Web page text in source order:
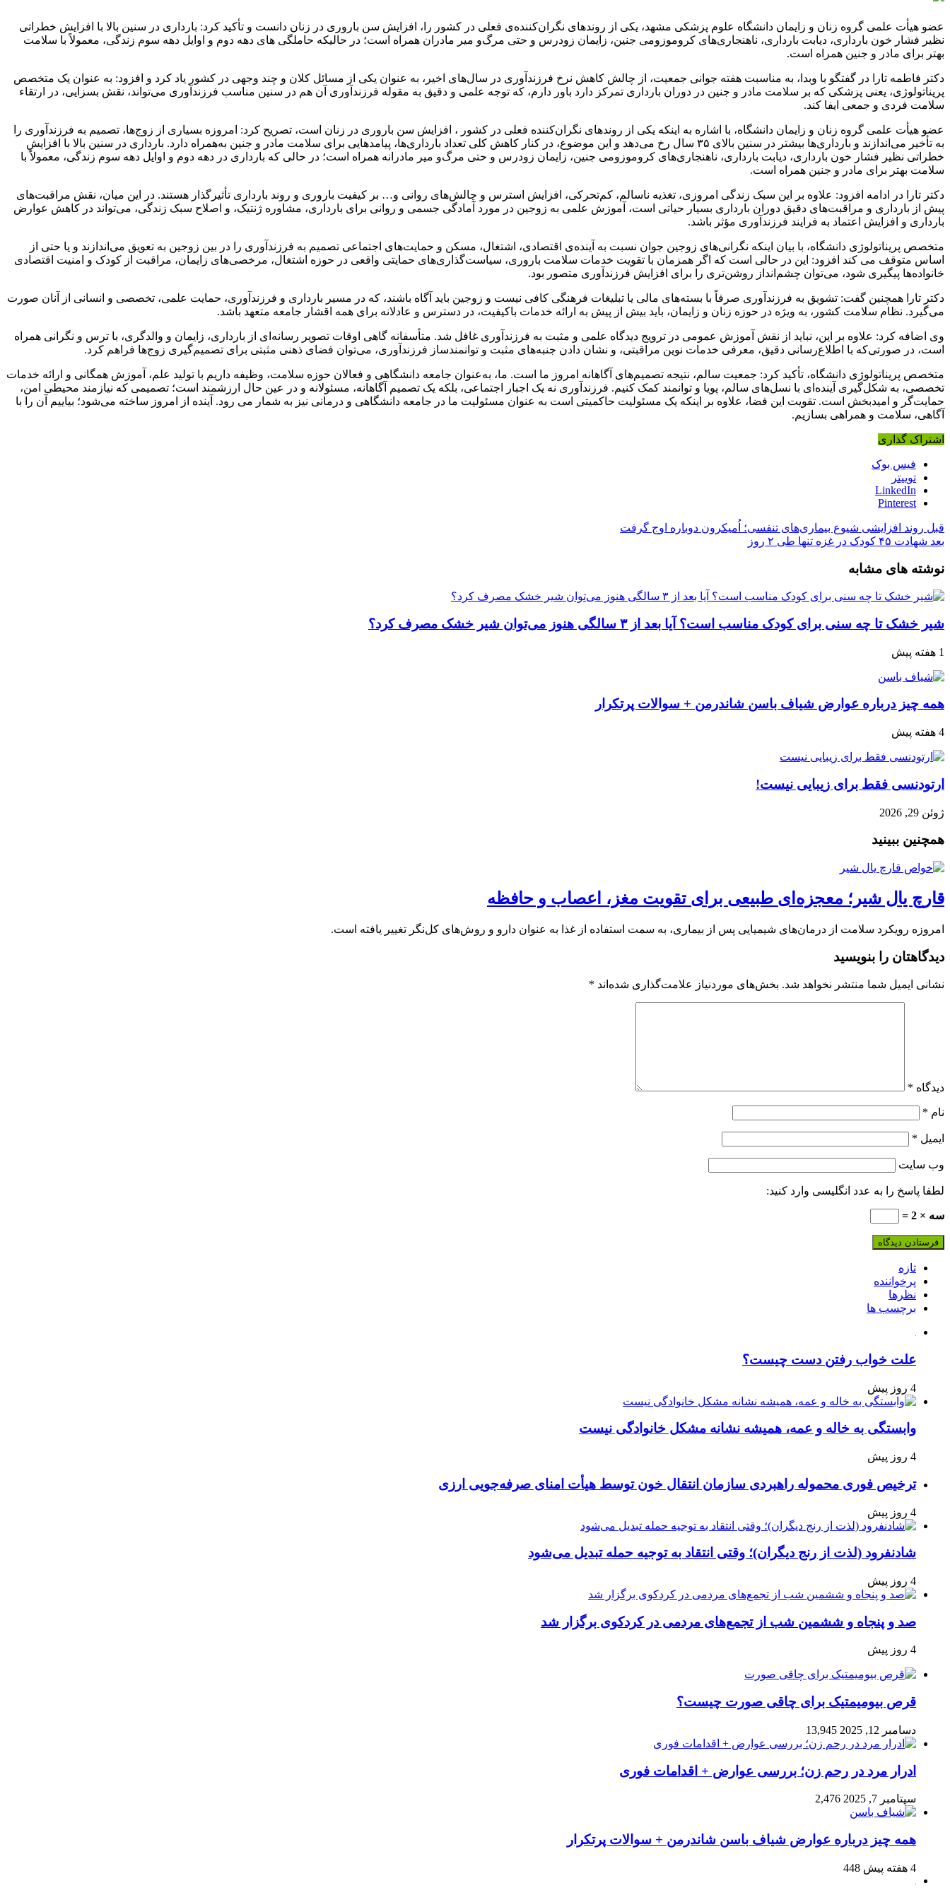
عضو هیأت علمی گروه زنان و زایمان دانشگاه علوم پزشکی مشهد، یکی از روندهای نگران‌کننده‌ی فعلی در کشور را، افزایش سن باروری در زنان دانست و تأکید کرد: بارداری در سنین بالا با افزایش خطراتی
نظیر فشار خون بارداری، دیابت بارداری، ناهنجاری‌های کروموزومی جنین، زایمان زودرس و حتی مرگ‌و میر مادران همراه است؛ در حالیکه حاملگی های دهه دوم و اوایل دهه سوم زندگی، معمولاً با سلامت
بهتر برای مادر و جنین همراه است.
دکتر فاطمه تارا در گفتگو با وبدا، به مناسبت هفته جوانی جمعیت، از چالش کاهش نرخ فرزندآوری در سال‌های اخیر، به عنوان یکی از مسائل کلان و چند وجهی در کشور یاد کرد و افزود: به ‌عنوان یک متخصص
پریناتولوژی، یعنی پزشکی که بر سلامت مادر و جنین در دوران بارداری تمرکز دارد باور دارم، که توجه علمی و دقیق به مقوله فرزندآوری آن هم در سنین مناسب فرزندآوری می‌تواند، نقش بسزایی، در ارتقاء
سلامت فردی و جمعی ایفا کند.
عضو هیأت علمی گروه زنان و زایمان دانشگاه، با اشاره به اینکه یکی از روندهای نگران‌کننده فعلی در کشور ، افزایش سن باروری در زنان است، تصریح کرد: امروزه بسیاری از زوج‌ها، تصمیم به فرزندآوری را
به تأخیر می‌اندازند و بارداری‌ها بیشتر در سنین بالای ۳۵ سال رخ می‌دهد و این موضوع، در کنار کاهش کلی تعداد بارداری‌ها، پیامدهایی برای سلامت مادر و جنین به‌همراه دارد. بارداری در سنین بالا با افزایش
خطراتی نظیر فشار خون بارداری، دیابت بارداری، ناهنجاری‌های کروموزومی جنین، زایمان زودرس و حتی مرگ‌و میر مادرانه همراه است؛ در حالی که بارداری در دهه دوم و اوایل دهه سوم زندگی، معمولاً با
سلامت بهتر برای مادر و جنین همراه است.
دکتر تارا در ادامه افزود: علاوه بر این سبک زندگی امروزی، تغذیه ناسالم، کم‌تحرکی، افزایش استرس و چالش‌های روانی و… بر کیفیت باروری و روند بارداری تأثیرگذار هستند. در این میان، نقش مراقبت‌های
پیش از بارداری و مراقبت‌های دقیق دوران بارداری بسیار حیاتی است، آموزش علمی به زوجین در مورد آمادگی جسمی و روانی برای بارداری، مشاوره ژنتیک، و اصلاح سبک زندگی، می‌تواند در کاهش عوارض
بارداری و افزایش اعتماد به فرایند فرزندآوری مؤثر باشد.
متخصص پریناتولوژی دانشگاه، با بیان اینکه نگرانی‌های زوجین جوان نسبت به آینده‌ی اقتصادی، اشتغال، مسکن و حمایت‌های اجتماعی تصمیم به فرزندآوری را در بین زوجین به تعویق می‌اندازند و یا حتی از
اساس متوقف می کند افزود: این در حالی است که اگر همزمان با تقویت خدمات سلامت باروری، سیاست‌گذاری‌های حمایتی واقعی در حوزه اشتغال، مرخصی‌های زایمان، مراقبت از کودک و امنیت اقتصادی
خانواده‌ها پیگیری شود، می‌توان چشم‌انداز روشن‌تری را برای افزایش فرزندآوری متصور بود.
دکتر تارا همچنین گفت: تشویق به فرزندآوری صرفاً با بسته‌های مالی یا تبلیغات فرهنگی کافی نیست و زوجین باید آگاه باشند، که در مسیر بارداری و فرزندآوری، حمایت علمی، تخصصی و انسانی از آنان صورت
می‌گیرد. نظام سلامت کشور، به‌ ویژه در حوزه زنان و زایمان، باید بیش از پیش به ارائه خدمات باکیفیت، در دسترس و عادلانه برای همه اقشار جامعه متعهد باشد.
وی اضافه کرد: علاوه بر این، نباید از نقش آموزش عمومی در ترویج دیدگاه علمی و مثبت به فرزندآوری غافل شد. متأسفانه گاهی اوقات تصویر رسانه‌ای از بارداری، زایمان و والدگری، با ترس و نگرانی همراه
است، در صورتی‌که با اطلاع‌رسانی دقیق، معرفی خدمات نوین مراقبتی، و نشان دادن جنبه‌های مثبت و توانمندساز فرزندآوری، می‌توان فضای ذهنی مثبتی برای تصمیم‌گیری زوج‌ها فراهم کرد.
متخصص پریناتولوژی دانشگاه، تأکید کرد: جمعیت سالم، نتیجه تصمیم‌های آگاهانه امروز ما است. ما، به‌عنوان جامعه دانشگاهی و فعالان حوزه سلامت، وظیفه داریم با تولید علم، آموزش همگانی و ارائه خدمات
تخصصی، به شکل‌گیری آینده‌ای با نسل‌های سالم، پویا و توانمند کمک کنیم. فرزندآوری نه یک اجبار اجتماعی، بلکه یک تصمیم آگاهانه، مسئولانه و در عین حال ارزشمند است؛ تصمیمی که نیازمند محیطی امن،
حمایت‌گر و امیدبخش است. تقویت این فضا، علاوه بر اینکه یک مسئولیت حاکمیتی است به عنوان مسئولیت ما در جامعه دانشگاهی و درمانی نیز به شمار می رود. آینده از امروز ساخته می‌شود؛ بیاییم آن را با
آگاهی، سلامت و همراهی بسازیم.
اشتراک گذاری
فیس بوک
توییتر
LinkedIn
Pinterest
قبل روند افزایشی شیوع بیماری‌های تنفسی؛ اُمیکرون دوباره اوج گرفت
بعد شهادت ۴۵ کودک در غزه تنها طی ۲ روز
نوشته های مشابه
شیر خشک تا چه سنی برای کودک مناسب است؟ آیا بعد از ۳ سالگی هنوز می‌توان شیر خشک مصرف کرد؟
1 هفته پیش
همه چیز درباره عوارض شیاف باسن شاندرمن + سوالات پرتکرار
4 هفته پیش
ارتودنسی فقط برای زیبایی نیست!
ژوئن 29, 2026
همچنین ببینید
قارچ یال شیر؛ معجزه‌ای طبیعی برای تقویت مغز، اعصاب و حافظه
امروزه رویکرد سلامت از درمان‌های شیمیایی پس از بیماری، به سمت استفاده از غذا به عنوان دارو و روش‌های کل‌نگر تغییر یافته است.
دیدگاهتان را بنویسید
نشانی ایمیل شما منتشر نخواهد شد. بخش‌های موردنیاز علامت‌گذاری شده‌اند *
دیدگاه *
نام *
ایمیل *
وب‌ سایت
لطفا پاسخ را به عدد انگلیسی وارد کنید:
سه × 2 =
تازه
پرخواننده
نظرها
برچسب ها
علت خواب رفتن دست چیست؟
4 روز پیش
وابستگی به خاله و عمه، همیشه نشانه مشکل خانوادگی نیست
4 روز پیش
ترخیص فوری محموله راهبردی سازمان انتقال خون توسط هیأت امنای صرفه‌جویی ارزی
4 روز پیش
شادنفرود (لذت از رنج دیگران)؛ وقتی انتقاد به توجیه حمله تبدیل می‌شود
4 روز پیش
صد و پنجاه‌ و ششمین شب از تجمع‌های مردمی در کردکوی برگزار شد
4 روز پیش
قرص بیومیمتیک برای چاقی صورت چیست؟
دسامبر 12, 2025 13,945
ادرار مرد در رحم زن؛ بررسی عوارض + اقدامات فوری
سپتامبر 7, 2025 2,476
همه چیز درباره عوارض شیاف باسن شاندرمن + سوالات پرتکرار
4 هفته پیش 448